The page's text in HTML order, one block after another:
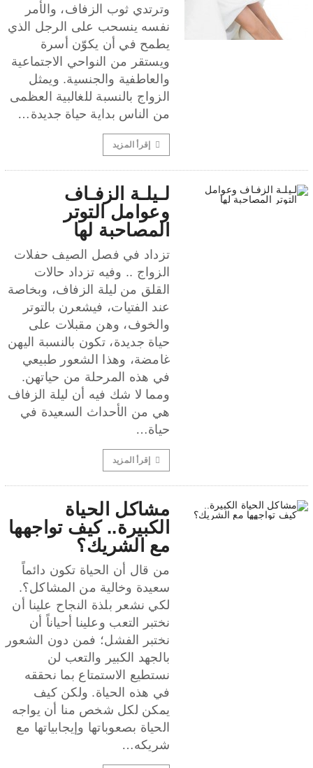
وترتدي ثوب الزفاف، والأمر
نفسه ينسحب على الرجل الذي
يطمح في أن يكوّن أسرة
ويستقر من النواحي الاجتماعية
والعاطفية والجنسية. ويمثل
الزواج بالنسبة للغالبية العظمى
من الناس بداية حياة جديدة…
إقرأ المزيد
لـيلـة الزفـاف
وعوامل التوتر
المصاحبة لها
تزداد في فصل الصيف حفلات
الزواج .. وفيه تزداد حالات
القلق من ليلة الزفاف، وبخاصة
عند الفتيات، فيشعرن بالتوتر
والخوف، وهن مقبلات على
حياة جديدة، تكون بالنسبة اليهن
غامضة، وهذا الشعور طبيعي
في هذه المرحلة من حياتهن.
ومما لا شك فيه أن ليلة الزفاف
هي من الأحداث السعيدة في
حياة…
إقرأ المزيد
مشاكل الحياة
الكبيرة.. كيف تواجهها
مع الشريك؟
من قال أن الحياة تكون دائماً
سعيدة وخالية من المشاكل؟.
لكي نشعر بلذة النجاح علينا أن
نختبر التعب وعلينا أحياناً أن
نختبر الفشل؛ فمن دون الشعور
بالجهد الكبير والتعب لن
نستطيع الاستمتاع بما نحققه
في هذه الحياة. ولكن كيف
يمكن لكل شخص منا أن يواجه
الحياة بصعوباتها وإيجابياتها مع
شريكه…